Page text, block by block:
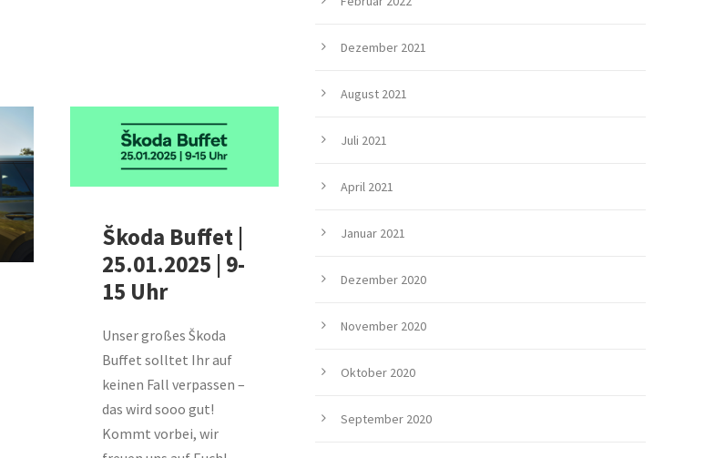
Škoda Buffet |
25.01.2025 | 9-
15 Uhr
Unser großes Škoda
Buffet solltet Ihr auf
keinen Fall verpassen –
das wird sooo gut!
Kommt vorbei, wir
Dezember 2021
August 2021
Juli 2021
April 2021
Januar 2021
Dezember 2020
November 2020
Oktober 2020
September 2020